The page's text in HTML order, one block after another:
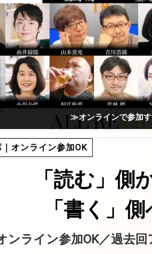
≫オンラインで参加
オンライン参加OK
「読む」側
「書く」
ンライン参加OK／過去